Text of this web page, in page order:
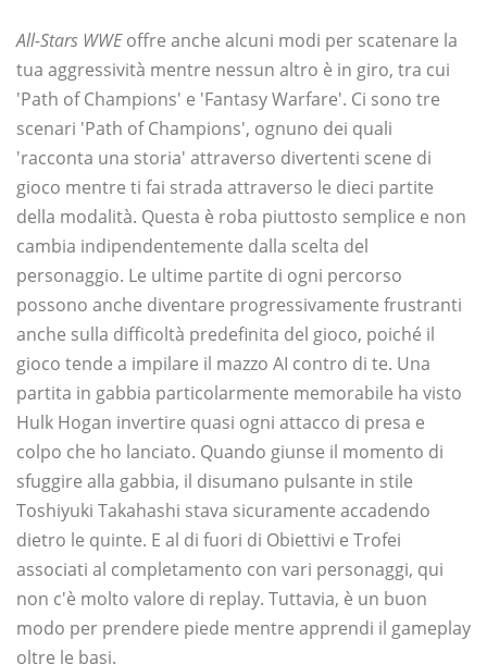
All-Stars WWEoffre anche alcuni modi per scatenare la
tua aggressività mentre nessun altro è in giro, tra cui
'Path of Champions' e 'Fantasy Warfare'. Ci sono tre
scenari 'Path of Champions', ognuno dei quali
'racconta una storia' attraverso divertenti scene di
gioco mentre ti fai strada attraverso le dieci partite
della modalità. Questa è roba piuttosto semplice e non
cambia indipendentemente dalla scelta del
personaggio. Le ultime partite di ogni percorso
possono anche diventare progressivamente frustranti
anche sulla difficoltà predefinita del gioco, poiché il
gioco tende a impilare il mazzo AI contro di te. Una
partita in gabbia particolarmente memorabile ha visto
Hulk Hogan invertire quasi ogni attacco di presa e
colpo che ho lanciato. Quando giunse il momento di
sfuggire alla gabbia, il disumano pulsante in stile
Toshiyuki Takahashi stava sicuramente accadendo
dietro le quinte. E al di fuori di Obiettivi e Trofei
associati al completamento con vari personaggi, qui
non c'è molto valore di replay. Tuttavia, è un buon
modo per prendere piede mentre apprendi il gameplay
oltre le basi.